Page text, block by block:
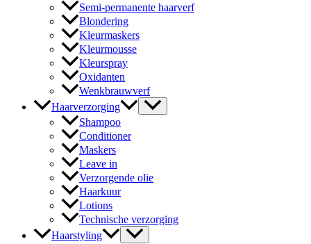
Semi-permanente haarverf
Blondering
Kleurmaskers
Kleurmousse
Kleurspray
Oxidanten
Wenkbrauwverf
Haarverzorging
Shampoo
Conditioner
Maskers
Leave in
Verzorgende olie
Haarkuur
Lotions
Technische verzorging
Haarstyling